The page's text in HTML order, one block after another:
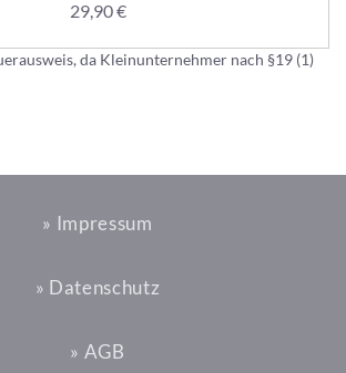
29,90€
da Kleinunternehmer nach §19 (1)
» Impressum
» Datenschutz
» AGB